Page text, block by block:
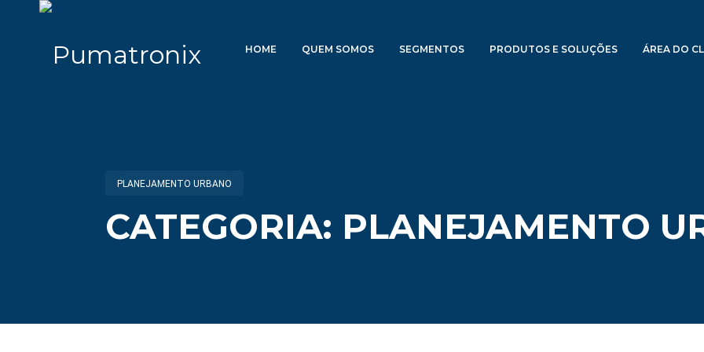
HOME QUEM SOMOS SEGMENTOS PRODUTOS E SOLUÇÕES ÁREA DO
PLANEJAMENTO URBANO
CATEGORIA: PLANEJAMENTO